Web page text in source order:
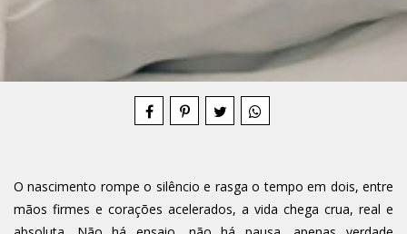
Compartilhe
O nascimento rompe o silêncio e rasga o tempo em dois, entre
mãos firmes e corações acelerados, a vida chega crua, real e